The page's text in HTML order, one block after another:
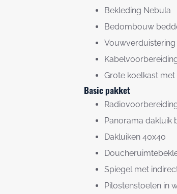
Bekleding Nebula
Bedombouw
Vouwverduistering
Grote koelkast
Basic pakket
Panorama dakluik
Dakluiken 40x40
Spiegel met
Pilostenstoelen in